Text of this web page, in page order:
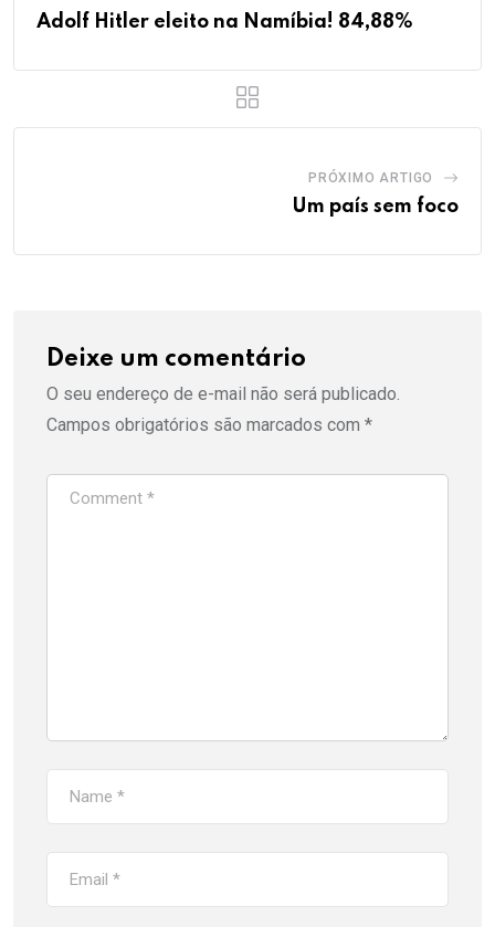
Adolf Hitler eleito na Namíbia! 84,88%
PRÓXIMO ARTIGO
Um país sem foco
Deixe um comentário
O seu endereço de e-mail não será publicado.
Campos obrigatórios são marcados com *